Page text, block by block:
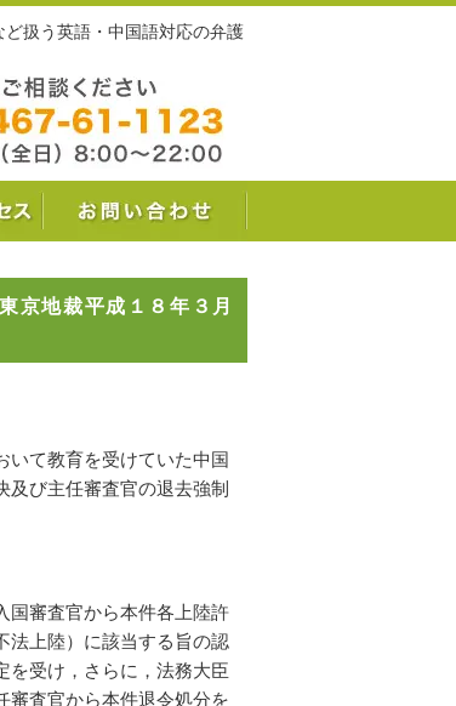
扱う英語・中国語対応の弁護
地裁平成１８年３月
いて教育を受けていた中国
び主任審査官の退去強制
国審査官から本件各上陸許
法上陸）に該当する旨の認
を受け，さらに，法務大臣
審査官から本件退令処分を